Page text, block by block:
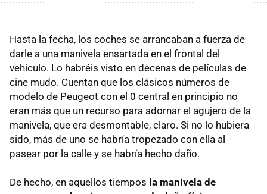
Hasta la fecha, los coches se arrancaban a fuerza de
darle a una manivela ensartada en el frontal del
vehículo. Lo habréis visto en decenas de películas de
cine mudo. Cuentan que los clásicos números de
modelo de Peugeot con el 0 central en principio no
eran más que un recurso para adornar el agujero de la
manivela, que era desmontable, claro. Si no lo hubiera
sido, más de uno se habría tropezado con ella al
pasear por la calle y se habría hecho daño.
De hecho, en aquellos tiempos la manivela de